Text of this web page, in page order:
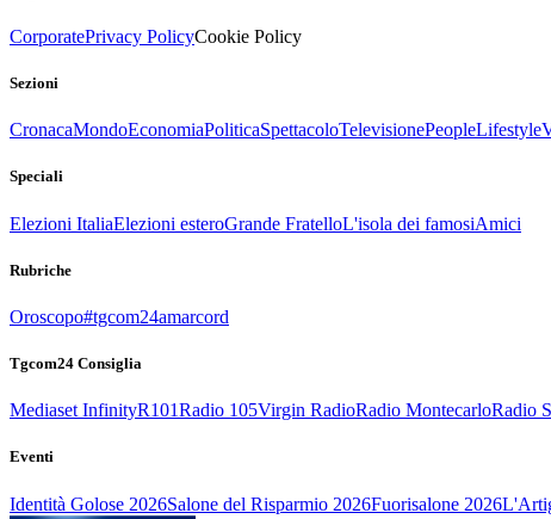
CorporatePrivacy PolicyCookie Policy
Sezioni
CronacaMondoEconomiaPoliticaSpettacoloTelevisionePeopleLifestyle
Speciali
Elezioni ItaliaElezioni esteroGrande FratelloL'isola dei famosiAmici
Rubriche
Oroscopo#tgcom24amarcord
Tgcom24 Consiglia
Mediaset InfinityR101Radio 105Virgin RadioRadio MontecarloRadio
Eventi
Identità Golose 2026Salone del Risparmio 2026Fuorisalone 2026